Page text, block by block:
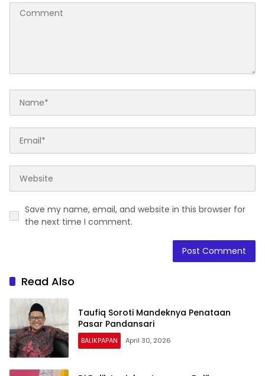
Save my name, email, and website in this browser for
the next time I comment.
Read Also
Taufiq Soroti Mandeknya Penataan
Pasar Pandansari
BALIKPAPAN April 30, 2026